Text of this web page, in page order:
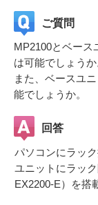
ご質問
MP2100とベース
は可能でしょうか
また、ベースユ
能でしょうか。
回答
パソコンにラッ
ユニットにラッ
EX2200-E）を搭